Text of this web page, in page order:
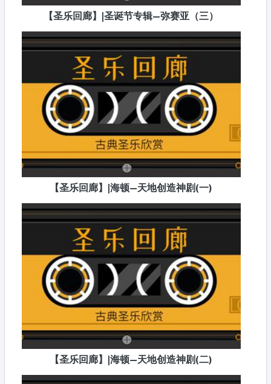
【圣乐回廊】|圣诞节专辑—弥赛亚（三）
【圣乐回廊】|海顿—天地创造神剧(一)
【圣乐回廊】|海顿—天地创造神剧(二)